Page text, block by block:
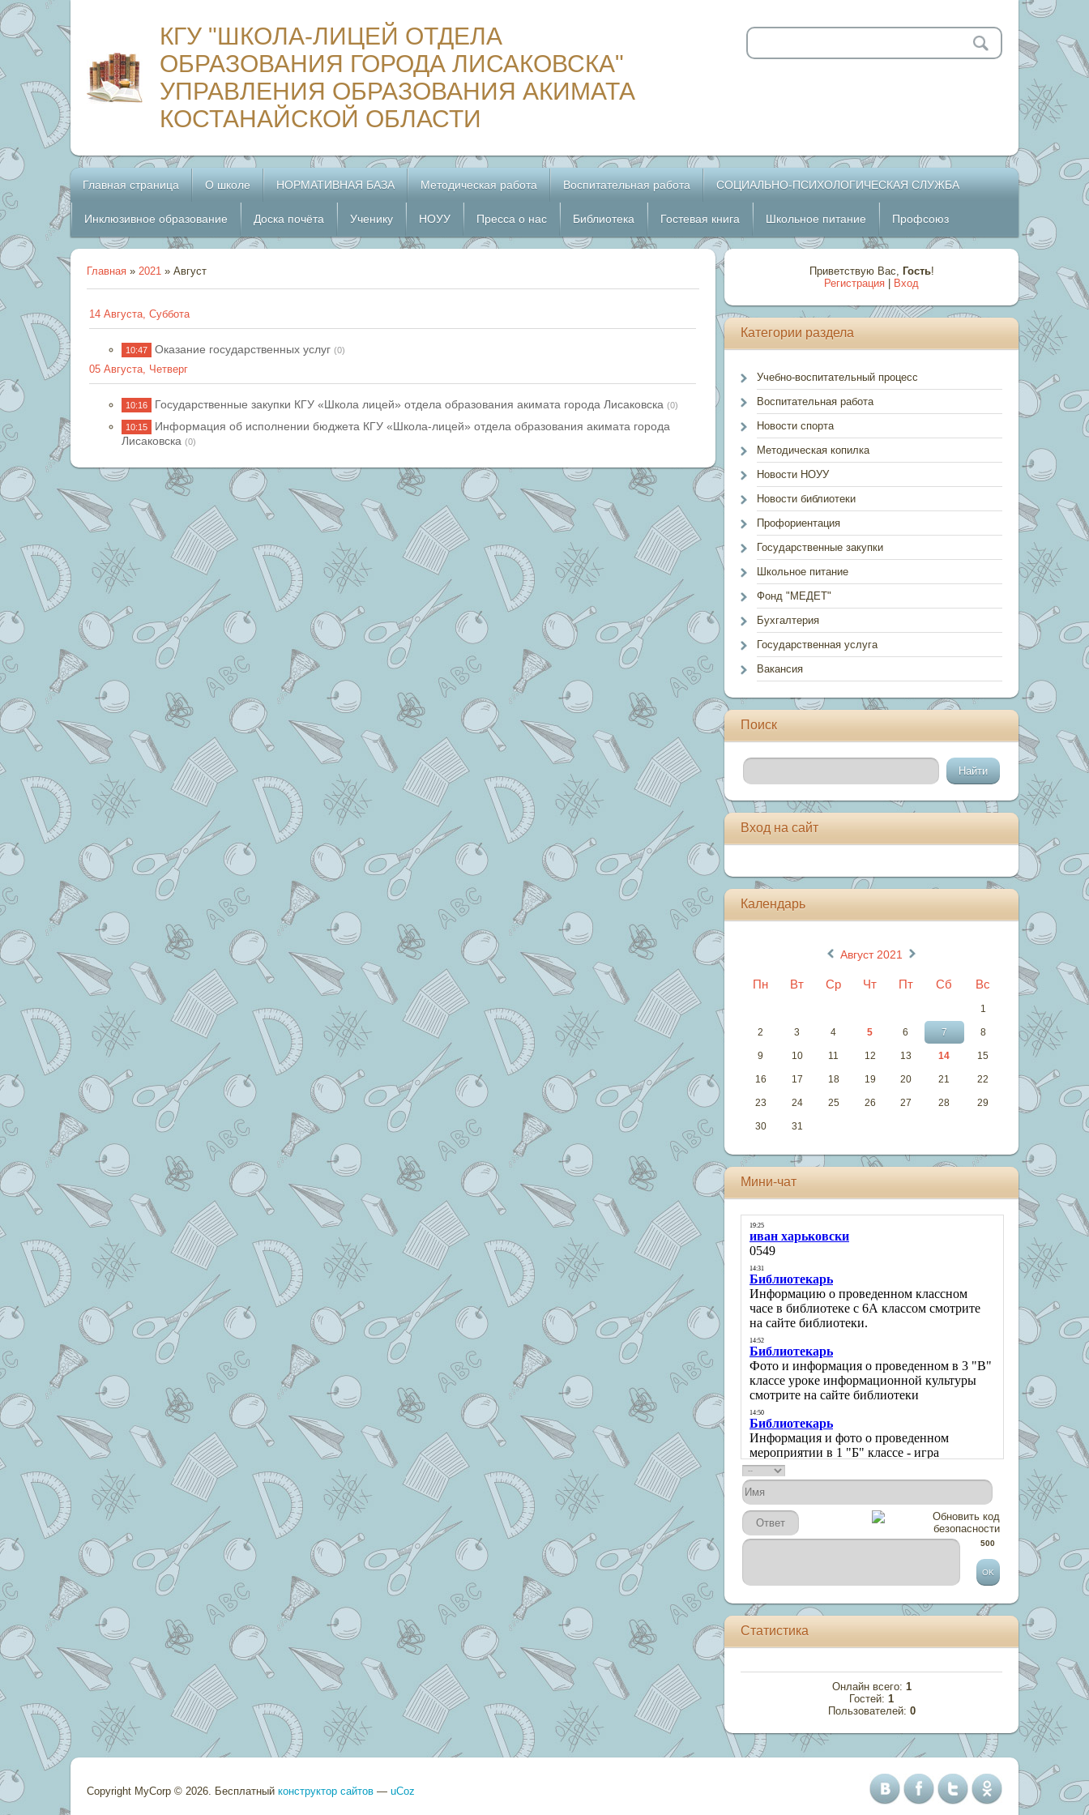
КГУ "ШКОЛА-ЛИЦЕЙ ОТДЕЛА
ОБРАЗОВАНИЯ ГОРОДА ЛИСАКОВСКА"
УПРАВЛЕНИЯ ОБРАЗОВАНИЯ АКИМАТА
КОСТАНАЙСКОЙ ОБЛАСТИ
Главная страница О школе НОРМАТИВНАЯ БАЗА Методическая работа Воспитательная работа СОЦИАЛЬНО-ПСИХОЛОГИЧЕСКАЯ СЛУЖБА
Инклюзивное образование Доска почёта Ученику НОУУ Пресса о нас Библиотека Гостевая книга Школьное питание Профсоюз
Главная » 2021 » Август
14 Августа, Суббота
10:47 Оказание государственных услуг (0)
05 Августа, Четверг
10:16 Государственные закупки КГУ «Школа лицей» отдела образования акимата города Лисаковска (0)
10:15
Информация об исполнении бюджета КГУ «Школа-лицей» отдела образования акимата города
Лисаковска (0)
Приветствую Вас, Гость!
Регистрация
Вход
Категории раздела
Учебно-воспитательный процесс
Воспитательная работа
Новости спорта
Методическая копилка
Новости НОУУ
Новости библиотеки
Профориентация
Государственные закупки
Школьное питание
Фонд "МЕДЕТ"
Бухгалтерия
Государственная услуга
Вакансия
Поиск
Вход на сайт
Календарь
Август 2021
Пн Вт Ср Чт Пт Сб Вс
1
2 3 4 5 6 7 8
9 10 11 12 13 14 15
16 17 18 19 20 21 22
23 24 25 26 27 28 29
30 31
Мини-чат
500
Статистика
Онлайн всего: 1
Гостей:1
Пользователей: 0
Copyright MyCorp © 2026. Бесплатный конструктор сайтов — uCoz